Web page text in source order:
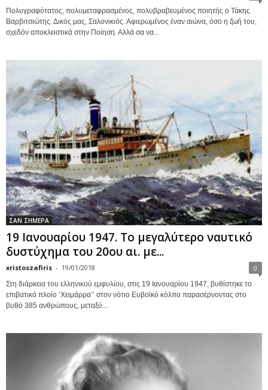
Πολυγραφότατος, πολυμεταφρασμένος, πολυβραβευμένος ποιητής ο Τάκης
Βαρβιτσιώτης. Δικός μας, Σαλονικιός. Αφιερωμένος έναν αιώνα, όσο η ζωή του,
σχεδόν αποκλειστικά στην Ποίηση. Αλλά σα να...
ΣΑΝ ΣΗΜΕΡΑ
19 Ιανουαρίου 1947. Το μεγαλύτερο ναυτικό
δυστύχημα του 20ου αι. με...
xristoszafiris - 19/01/2018 0
Στη διάρκεια του ελληνικού εμφυλίου, στις 19 Ιανουαρίου 1947, βυθίστηκε το
επιβατικό πλοίο ‘Χειμάρρα’’ στον νότιο Ευβοϊκό κόλπο παρασέρνοντας στο
βυθό 385 ανθρώπους, μεταξύ...